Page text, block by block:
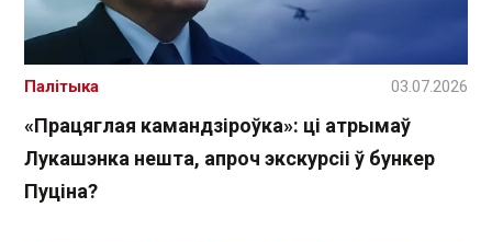
«Працяглая камандзіроўка»: ці атрымаў
Лукашэнка нешта, апроч экскурсіі ў бункер
Пуціна?
Палітыка 03.07.2026